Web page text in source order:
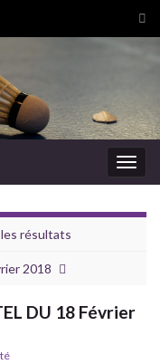
résultats
2018
DU 18 Février